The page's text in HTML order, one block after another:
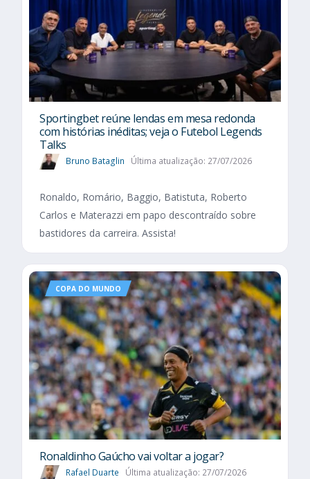
Sportingbet reúne lendas em mesa redonda
com histórias inéditas; veja o Futebol Legends
Talks
Bruno Bataglin Última atualização: 27/07/2026
Ronaldo, Romário, Baggio, Batistuta, Roberto
Carlos e Materazzi em papo descontraído sobre
bastidores da carreira. Assista!
COPA DO MUNDO
Ronaldinho Gaúcho vai voltar a jogar?
Rafael Duarte Última atualização: 27/07/2026